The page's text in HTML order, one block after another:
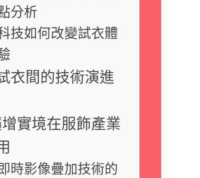
分析
技如何改變試衣體
衣間的技術演進
實境在服飾產業
時影像疊加技術的